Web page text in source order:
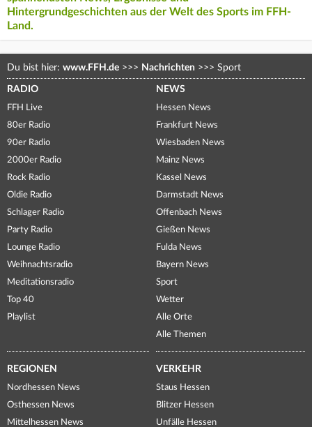
Hintergrundgeschichten aus der Welt des Sports im FFH-
Land.
Du bist hier: www.FFH.de >>> Nachrichten >>> Sport
RADIO
FFH Live
80er Radio
90er Radio
2000er Radio
Rock Radio
Oldie Radio
Schlager Radio
Party Radio
Lounge Radio
Weihnachtsradio
Meditationsradio
Top 40
Playlist
NEWS
Hessen News
Frankfurt News
Wiesbaden News
Mainz News
Kassel News
Darmstadt News
Offenbach News
Gießen News
Fulda News
Bayern News
Sport
Wetter
Alle Orte
Alle Themen
REGIONEN
Nordhessen News
Osthessen News
Mittelhessen News
VERKEHR
Staus Hessen
Blitzer Hessen
Unfälle Hessen